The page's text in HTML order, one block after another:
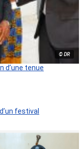
© DR
d’une tenue
festival